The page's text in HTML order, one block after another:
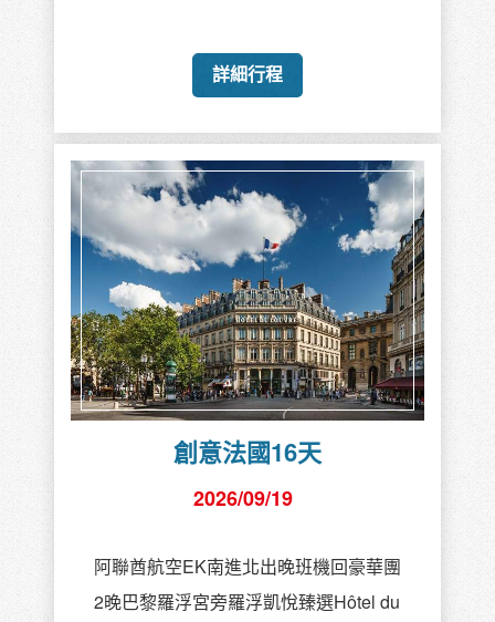
詳細行程
創意法國16天
2026/09/19
阿聯酋航空EK南進北出晚班機回豪華團
2晚巴黎羅浮宮旁羅浮凱悅臻選Hôtel du